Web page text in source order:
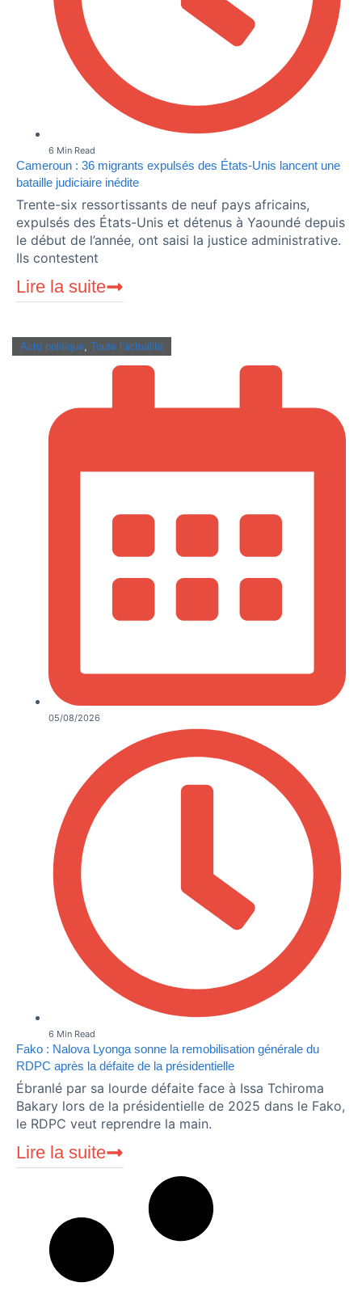
6 Min Read
Cameroun : 36 migrants expulsés des États-Unis lancent une
bataille judiciaire inédite
Trente-six ressortissants de neuf pays africains,
expulsés des États-Unis et détenus à Yaoundé depuis
le début de l’année, ont saisi la justice administrative.
Ils contestent
Lire la suite
Actu politique, Toute l'actualité
05/08/2026
6 Min Read
Fako : Nalova Lyonga sonne la remobilisation générale du
RDPC après la défaite de la présidentielle
Ébranlé par sa lourde défaite face à Issa Tchiroma
Bakary lors de la présidentielle de 2025 dans le Fako,
le RDPC veut reprendre la main.
Lire la suite